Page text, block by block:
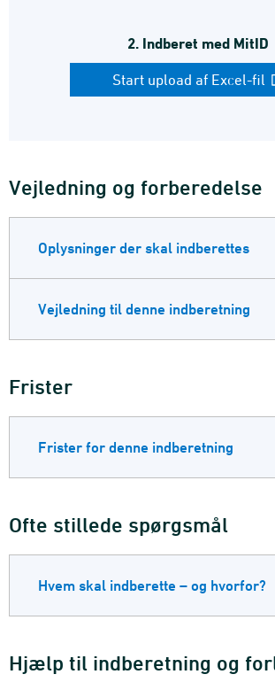
2. Indberet med MitID
Start upload af Excel-fil
Vejledning og forberedelse
Oplysninger der skal indberettes
Vejledning til denne indberetning
Frister
Frister for denne indberetning
Ofte stillede spørgsmål
Hvem skal indberette – og hvorfor?
Hjælp til indberetning og